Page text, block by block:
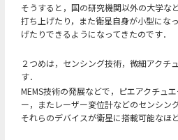
そうすると，国の研究機関以外の大学な
打ち上げたり，また衛星自身が小型にな
げたりできるようになってきたのです．
２つめは，センシング技術，微細アクチ
す．
MEMS技術の発展などで，ピエアクチュ
ー，またレーザー変位計などのセンシン
それらのデバイスが衛星に搭載可能なほ